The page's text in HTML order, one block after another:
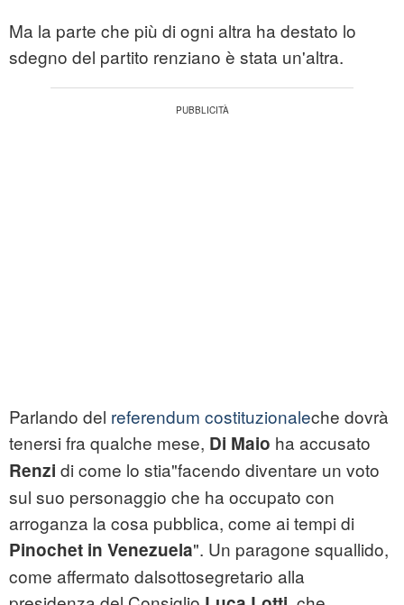
Ma la parte che più di ogni altra ha destato lo
sdegno del partito renziano è stata un'altra.
Parlando del referendum costituzionaleche dovrà
tenersi fra qualche mese, Di Maio ha accusato
Renzi di come lo stia"facendo diventare un voto
sul suo personaggio che ha occupato con
arroganza la cosa pubblica, come ai tempi di
Pinochet in Venezuela". Un paragone squallido,
come affermato dalsottosegretario alla